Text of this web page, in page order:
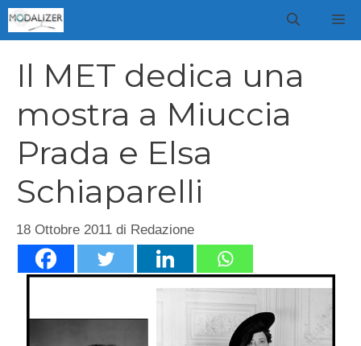
Vai
al
Il MET dedica una
mostra a Miuccia
Prada e Elsa
Schiaparelli
18 Ottobre 2011 di Redazione